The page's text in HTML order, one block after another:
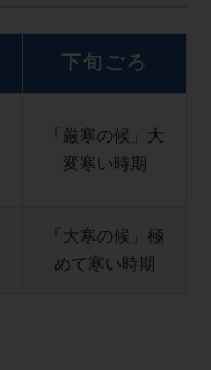
下旬ごろ
「厳寒の候」大
変寒い時期
「大寒の候」極
めて寒い時期